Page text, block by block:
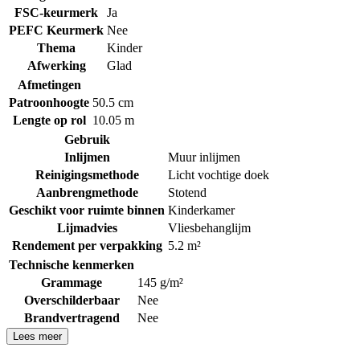
FSC-keurmerk
Ja
PEFC Keurmerk Nee
Thema
Kinder
Afwerking
Glad
Afmetingen
Patroonhoogte 50.5 cm
Lengte op rol 10.05 m
Gebruik
Inlijmen
Muur inlijmen
Reinigingsmethode
Licht vochtige doek
Aanbrengmethode
Stotend
Geschikt voor ruimte binnen Kinderkamer
Lijmadvies
Vliesbehanglijm
Rendement per verpakking 5.2 m²
Technische kenmerken
Grammage
145 g/m²
Overschilderbaar
Nee
Brandvertragend
Nee
Lees meer